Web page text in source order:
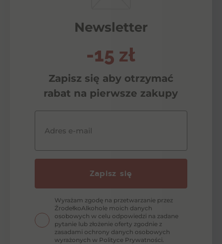
Newsletter
-15 zł
Zapisz się aby otrzymać
rabat na pierwsze zakupy
Adres e-mail
Zapisz się
Wyrażam zgodę na przetwarzanie przez
ŹrodełkoAlkohole moich danych
osobowych w celu odpowiedzi na zadane
pytanie lub złożenie oferty zgodnie z
zasadami ochrony danych osobowych
wyrażonych w Polityce Prywatności.